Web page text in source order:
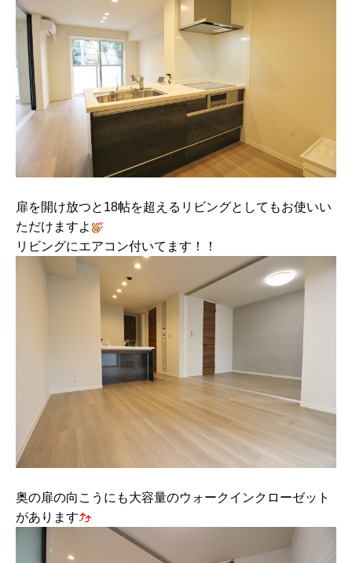
扉を開け放つと18帖を超えるリビングとしてもお使いい
ただけますよ
リビングにエアコン付いてます！！
奥の扉の向こうにも大容量のウォークインクローゼット
があります